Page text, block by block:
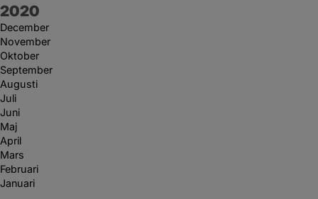
År:
2020
December
November
Oktober
September
Augusti
Juli
Juni
Maj
April
Mars
Februari
Januari